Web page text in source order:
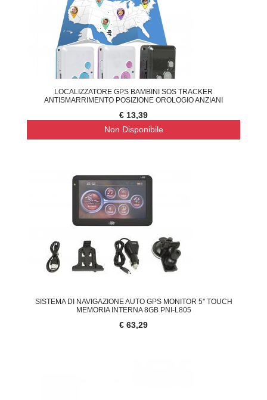
LOCALIZZATORE GPS BAMBINI SOS TRACKER
ANTISMARRIMENTO POSIZIONE OROLOGIO ANZIANI
€ 13,39
Non Disponibile
SISTEMA DI NAVIGAZIONE AUTO GPS MONITOR 5'' TOUCH
MEMORIA INTERNA 8GB PNI-L805
€ 63,29